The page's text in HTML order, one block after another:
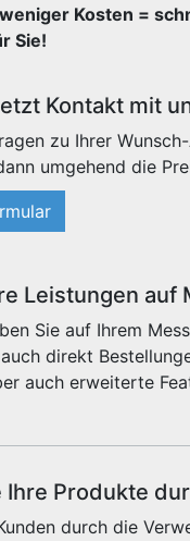
Kosten =
Sie!
Kontakt mit
zu Ihrer
umgehend die
Leistungen auf
Sie auf Ihrem
direkt
auch erweiterte
Ihre Produkte
durch die